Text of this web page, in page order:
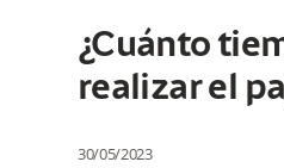
¿Cuánto
realizar el
30/05/2023